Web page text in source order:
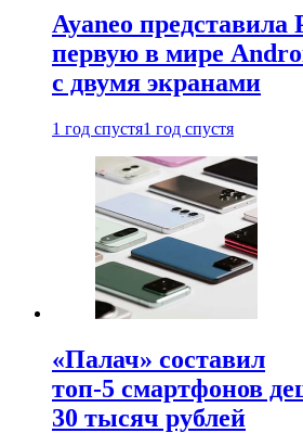
Ayaneo
первую в мире
с двумя экранами
1 год спустя1 год спустя
«Палач» составил
топ-5 смартфонов
30 тысяч рублей